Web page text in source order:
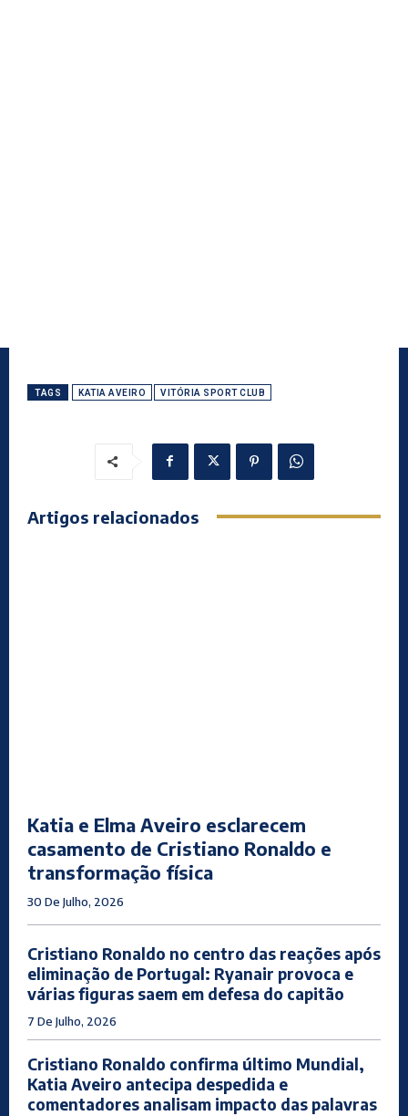
TAGS KATIA AVEIRO VITÓRIA SPORT CLUB
Artigos relacionados
Katia e Elma Aveiro esclarecem
casamento de Cristiano Ronaldo e
transformação física
30 De Julho, 2026
Cristiano Ronaldo no centro das reações após
eliminação de Portugal: Ryanair provoca e
várias figuras saem em defesa do capitão
7 De Julho, 2026
Cristiano Ronaldo confirma último Mundial,
Katia Aveiro antecipa despedida e
comentadores analisam impacto das palavras